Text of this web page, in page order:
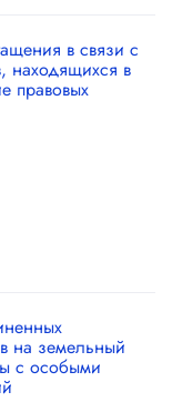
в связи с
находящихся в
правовых
на земельный
с особыми